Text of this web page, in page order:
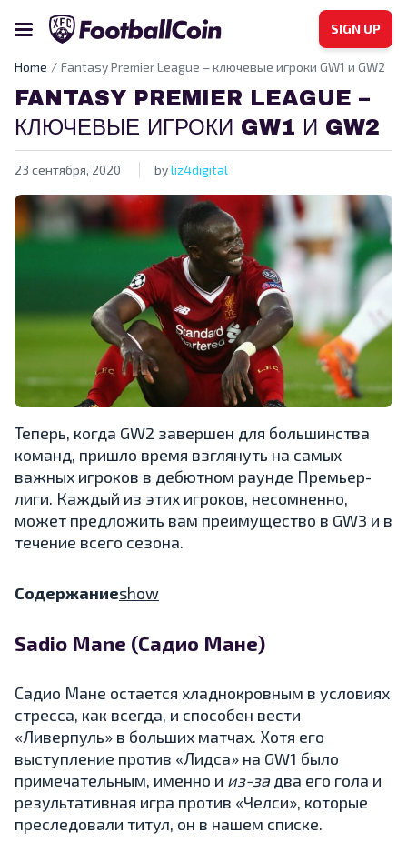
SIGN UP
Home Fantasy Premier League – ключевые игроки GW1 и GW2
FANTASY PREMIER LEAGUE –
КЛЮЧЕВЫЕ ИГРОКИ GW1 И GW2
23 сентября, 2020 byliz4digital
Теперь, когда GW2 завершен для большинства
команд, пришло время взглянуть на самых
важных игроков в дебютном раунде Премьер-
лиги. Каждый из этих игроков, несомненно,
может предложить вам преимущество в GW3 и в
течение всего сезона.
Содержаниеshow
Sadio Mane (Садио Мане)
Садио Мане остается хладнокровным в условиях
стресса, как всегда, и способен вести
«Ливерпуль» в больших матчах. Хотя его
выступление против «Лидса» на GW1 было
примечательным, именно и из-задва его гола и
результативная игра против «Челси», которые
преследовали титул, он в нашем списке.